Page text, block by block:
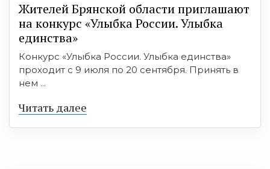
Жителей Брянской области приглашают
на конкурс «Улыбка России. Улыбка
единства»
Конкурс «Улыбка России. Улыбка единства»
проходит с 9 июля по 20 сентября. Принять в
нем ...
Читать далее